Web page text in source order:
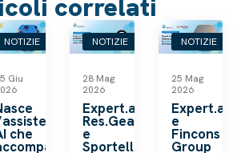
correlati
NOTIZIE
Giu
che
NOTIZIE
28 Mag
2026
Expert.ai,
Res.Gea
e
Sportello
NOTIZIE
25 Mag
2026
Expert.ai
e
Fincons
Group